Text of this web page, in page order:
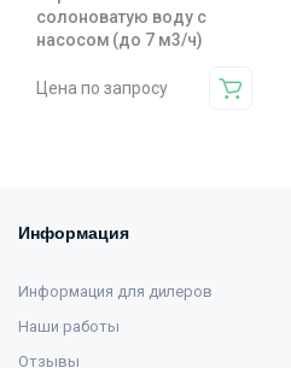
солоноватую воду с
насосом (до 7 м3/ч)
Цена по запросу
Информация
Информация для дилеров
Наши работы
Отзывы